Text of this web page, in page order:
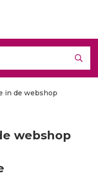
in de webshop
webshop